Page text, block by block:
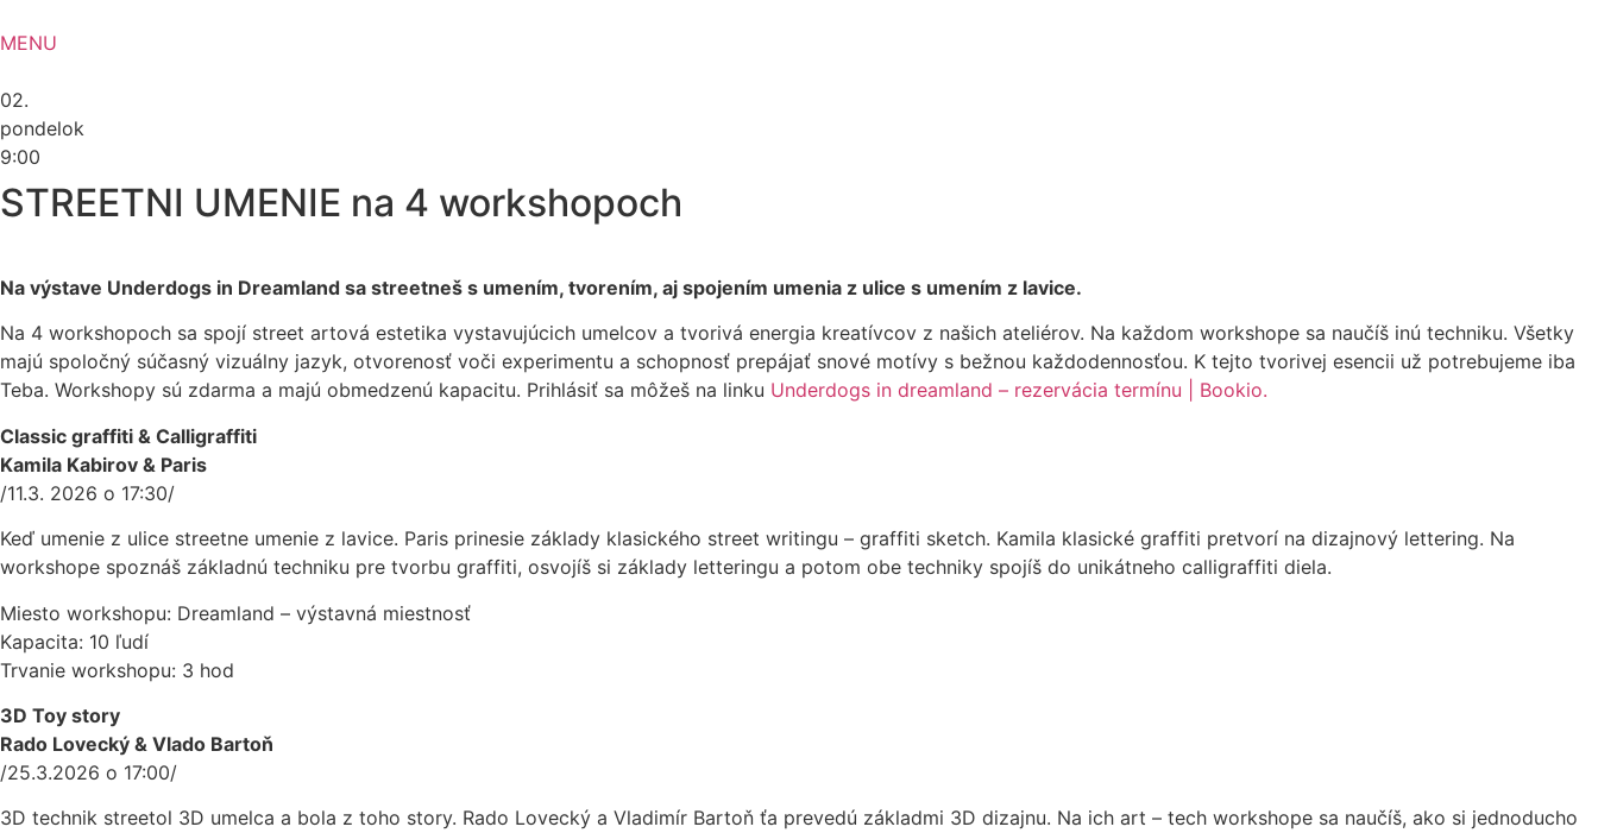
na
MENU
02.
pondelok
9:00
STREETNI UMENIE na 4 workshopoch
Na výstave Underdogs in Dreamland sa streetneš s umením, tvorením, aj spojením umenia z ulice s umením z lavice.
Na 4 workshopoch sa spojí street artová estetika vystavujúcich umelcov a tvorivá energia kreatívcov z našich ateliérov. Na každom workshope sa naučíš inú techniku. Všetky
majú spoločný súčasný vizuálny jazyk, otvorenosť voči experimentu a schopnosť prepájať snové motívy s bežnou každodennosťou. K tejto tvorivej esencii už potrebujeme iba
Teba. Workshopy sú zdarma a majú obmedzenú kapacitu. Prihlásiť sa môžeš na linku Underdogs in dreamland – rezervácia termínu | Bookio.
Classic graffiti & Calligraffiti
Kamila Kabirov & Paris
/11.3. 2026 o 17:30/
Keď umenie z ulice streetne umenie z lavice. Paris prinesie základy klasického street writingu – graffiti sketch. Kamila klasické graffiti pretvorí na dizajnový lettering. Na
workshope spoznáš základnú techniku pre tvorbu graffiti, osvojíš si základy letteringu a potom obe techniky spojíš do unikátneho calligraffiti diela.
Miesto workshopu: Dreamland – výstavná miestnosť
Kapacita: 10 ľudí
Trvanie workshopu: 3 hod
3D Toy story
Rado Lovecký & Vlado Bartoň
/25.3.2026 o 17:00/
3D technik streetol 3D umelca a bola z toho story. Rado Lovecký a Vladimír Bartoň ťa prevedú základmi 3D dizajnu. Na ich art – tech workshope sa naučíš, ako si jednoducho